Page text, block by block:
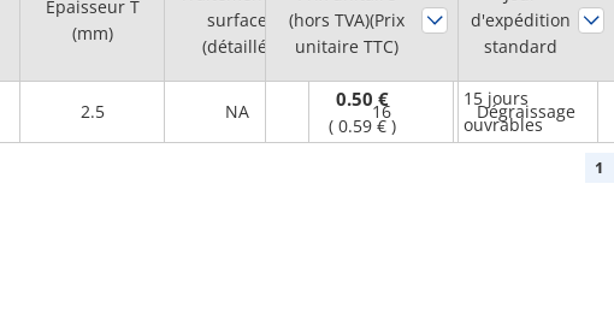
Épaisseur T
(mm)
surface
(détaillé)
D.E. D
(mm)
Méthode de
nettoyage
2.5 NA 16 Dégraissage
(hors TVA)(Prix
unitaire TTC)
d'expédition
standard
0.50 €
( 0.59 € )
15 jours
ouvrables
1